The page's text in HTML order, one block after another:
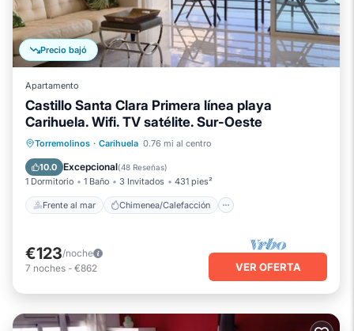
Precio bajó
Apartamento
Castillo Santa Clara Primera línea playa
Carihuela. Wifi. TV satélite. Sur-Oeste
Torremolinos · Carihuela 0.76 mi al centro
10.0 Excepcional(48 Reseñas)
1 Dormitorio 1 Baño 3 Invitados 431 pies²
Frente al mar Chimenea/Calefacción
Frente al mar
Chimenea/Calefacción
Piscina
Vista al mar
€123/noche
7 noches - €862 VER OFERTA